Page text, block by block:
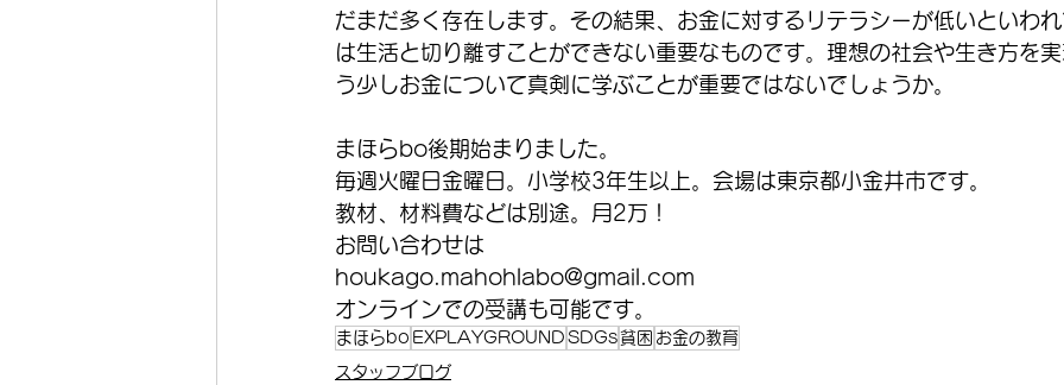
だまだ多く存在します。その結果、お金に対するリテラシーが低いといわ
は生活と切り離すことができない重要なものです。理想の社会や生き方を
う少しお金について真剣に学ぶことが重要ではないでしょうか。
まほらbo後期始まりました。
毎週火曜日金曜日。小学校3年生以上。会場は東京都小金井市です。
教材、材料費などは別途。月2万！
お問い合わせは
houkago.mahohlabo@gmail.com
オンラインでの受講も可能です。
まほらbo EXPLAYGROUND SDGs貧困 お金の教育
スタッフブログ